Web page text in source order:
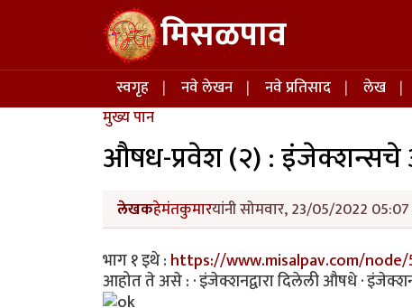
Skip to main content मिसळपाव
Main navigation
स्वगृह नवे लेखन नवे प्रतिसाद लेख
मुख्य पान
औषध-प्रवेश (२) : इंजेक्शन्सचे
लेखकहेमंतकुमारयांनी सोमवार, 23/05/2022
भाग १ इथे :https://www.misalpav.com/node/
आहोत ते असे : · इंजेक्शनद्वारा दिलेली औषधे · इंजेक्शनचे